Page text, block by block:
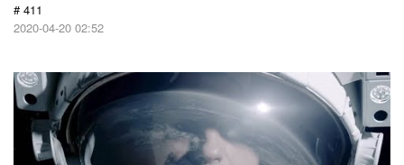
# 411
2020-04-20 02:52